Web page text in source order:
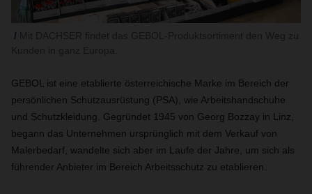
GEBOL ist eine etablierte österreichische Marke im Bereich der
persönlichen Schutzausrüstung (PSA), wie Arbeitshandschuhe
und Schutzkleidung. Gegründet 1945 von Georg Bozzay in Linz,
begann das Unternehmen ursprünglich mit dem Verkauf von
Malerbedarf, wandelte sich aber im Laufe der Jahre, um sich als
führender Anbieter im Bereich Arbeitsschutz zu etablieren.